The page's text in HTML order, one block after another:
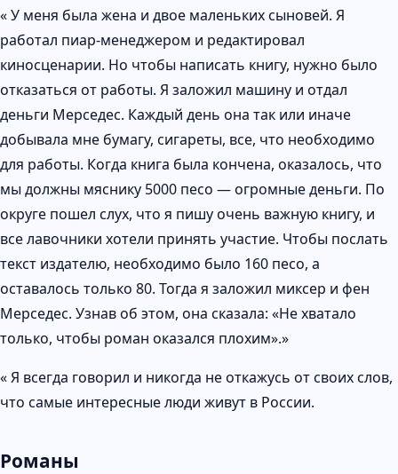
« У меня была жена и двое маленьких сыновей. Я
работал пиар-менеджером и редактировал
киносценарии. Но чтобы написать книгу, нужно было
отказаться от работы. Я заложил машину и отдал
деньги Мерседес. Каждый день она так или иначе
добывала мне бумагу, сигареты, все, что необходимо
для работы. Когда книга была кончена, оказалось, что
мы должны мяснику 5000 песо — огромные деньги. По
округе пошел слух, что я пишу очень важную книгу, и
все лавочники хотели принять участие. Чтобы послать
текст издателю, необходимо было 160 песо, а
оставалось только 80. Тогда я заложил миксер и фен
Мерседес. Узнав об этом, она сказала: «Не хватало
только, чтобы роман оказался плохим».»
« Я всегда говорил и никогда не откажусь от своих слов,
что самые интересные люди живут в России.
Романы